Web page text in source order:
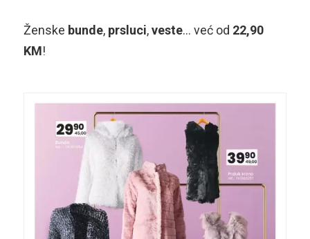
Ženske bunde, prsluci,veste… već od 22,90
KM!